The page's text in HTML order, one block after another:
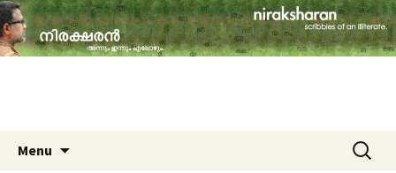
niraksharan (നിരക്ഷരൻ)
travelogues, book reviews, social issues,
cinema, memories & lot more…
Menu
Search
for: